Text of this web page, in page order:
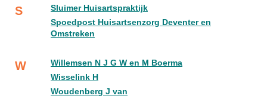
S
Sluimer Huisartspraktijk
Spoedpost Huisartsenzorg Deventer en
Omstreken
W
Willemsen N J G W en M Boerma
Wisselink H
Woudenberg J van